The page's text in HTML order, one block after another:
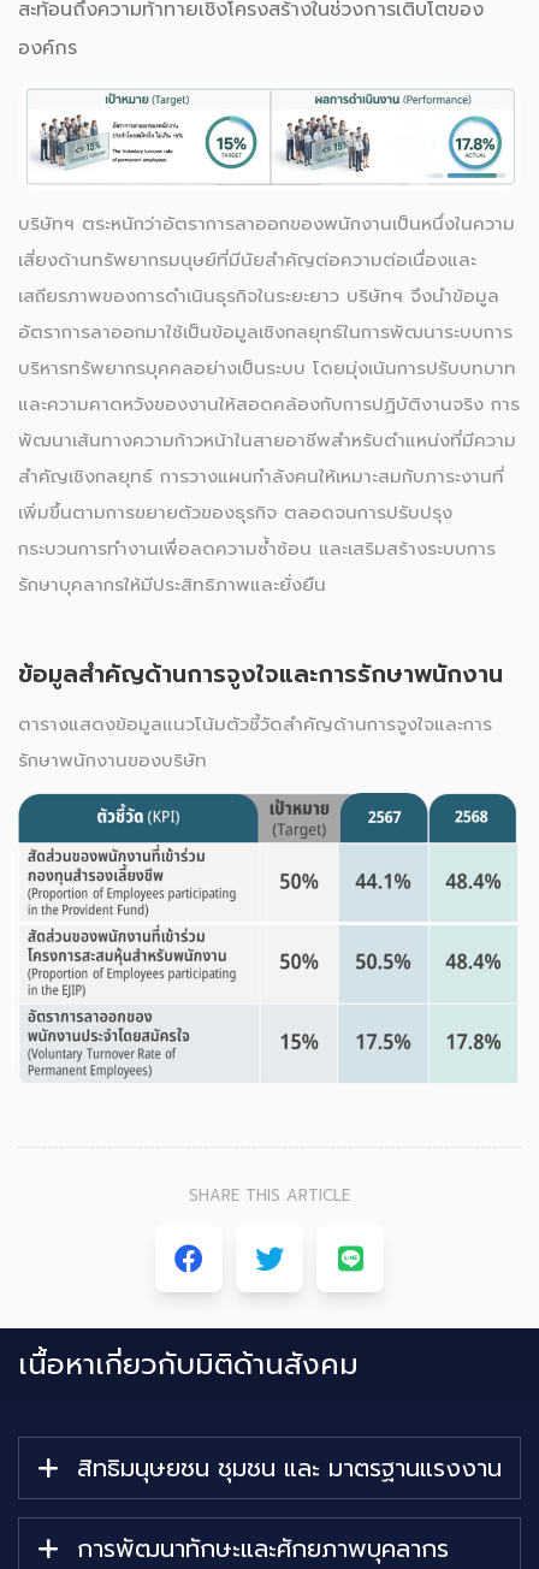
สะท้อนถึงความท้าทายเชิงโครงสร้างในช่วงการเติบโตของ
องค์กร
บริษัทฯ ตระหนักว่าอัตราการลาออกของพนักงานเป็นหนึ่งในความ
เสี่ยงด้านทรัพยากรมนุษย์ที่มีนัยสำคัญต่อความต่อเนื่องและ
เสถียรภาพของการดำเนินธุรกิจในระยะยาว บริษัทฯ จึงนำข้อมูล
อัตราการลาออกมาใช้เป็นข้อมูลเชิงกลยุทธ์ในการพัฒนาระบบการ
บริหารทรัพยากรบุคคลอย่างเป็นระบบ โดยมุ่งเน้นการปรับบทบาท
และความคาดหวังของงานให้สอดคล้องกับการปฏิบัติงานจริง การ
พัฒนาเส้นทางความก้าวหน้าในสายอาชีพสำหรับตำแหน่งที่มีความ
สำคัญเชิงกลยุทธ์ การวางแผนกำลังคนให้เหมาะสมกับภาระงานที่
เพิ่มขึ้นตามการขยายตัวของธุรกิจ ตลอดจนการปรับปรุง
กระบวนการทำงานเพื่อลดความซ้ำซ้อน และเสริมสร้างระบบการ
รักษาบุคลากรให้มีประสิทธิภาพและยั่งยืน
ข้อมูลสำคัญด้านการจูงใจและการรักษาพนักงาน
ตารางแสดงข้อมูลแนวโน้มตัวชี้วัดสำคัญด้านการจูงใจและการ
รักษาพนักงานของบริษัท
SHARE THIS ARTICLE
เนื้อหาเกี่ยวกับมิติด้านสังคม
สิทธิมนุษยชน ชุมชน และ มาตรฐานแรงงาน
การพัฒนาทักษะและศักยภาพบุคลากร